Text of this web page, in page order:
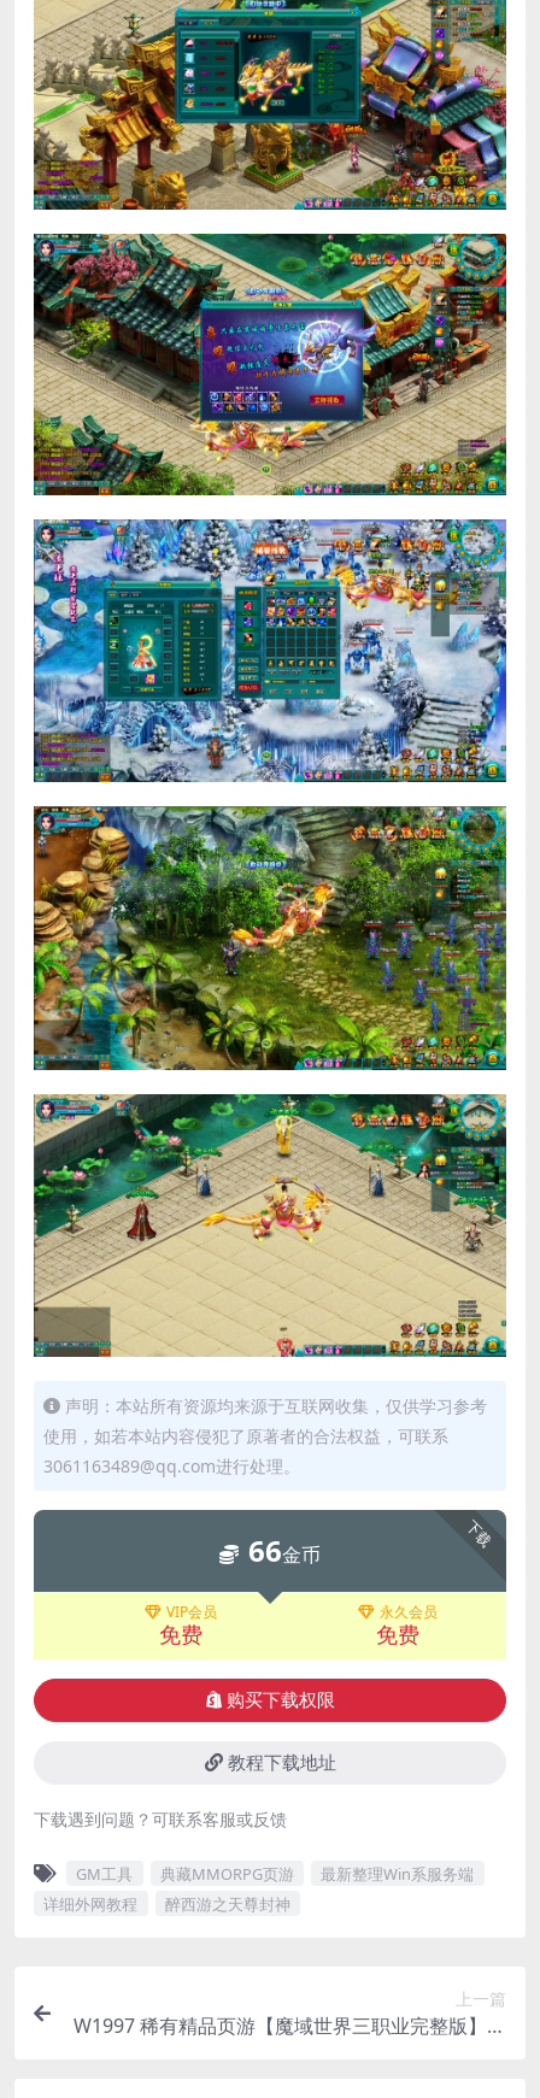
声明：本站所有资源均来源于互联网收集，仅供学习参考
使用，如若本站内容侵犯了原著者的合法权益，可联系
3061163489@qq.com进行处理。
下载
66金币
VIP会员
免费
永久会员
免费
购买下载权限
教程下载地址
下载遇到问题？可联系客服或反馈
GM工具 典藏MMORPG页游
最新整理Win系服务端
详细外网教程
醉西游之天尊封神
上一篇
W1997 稀有精品页游【魔域世界三职业完整版】最